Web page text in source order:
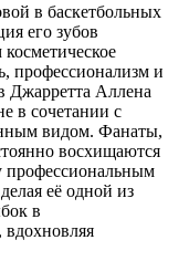
в баскетбольных
его зубов
профессионализм и
Джарретта Аллена
в сочетании с
видом. Фанаты,
восхищаются
профессиональным
её одной из
в
вдохновляя